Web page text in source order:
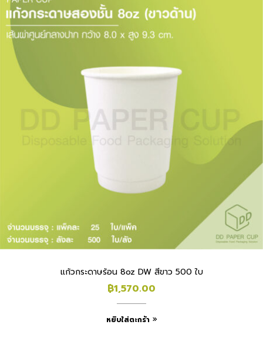
แก้วกระดาษร้อน 8oz DW สีขาว 500 ใบ
฿1,570.00
หยิบใส่ตะกร้า